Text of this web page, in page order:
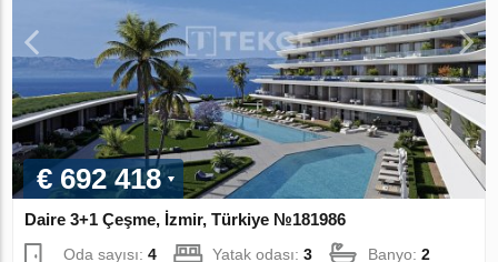
€ 692 418
Daire 3+1 Çeşme, İzmir, Türkiye №181986
Oda sayısı:4 Yatak odası:3 Banyo:2